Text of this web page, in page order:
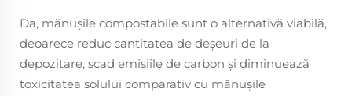
Da, mănușile compostabile sunt o alternativă viabilă,
deoarece reduc cantitatea de deșeuri de la
depozitare, scad emisiile de carbon și diminuează
toxicitatea solului comparativ cu mănușile